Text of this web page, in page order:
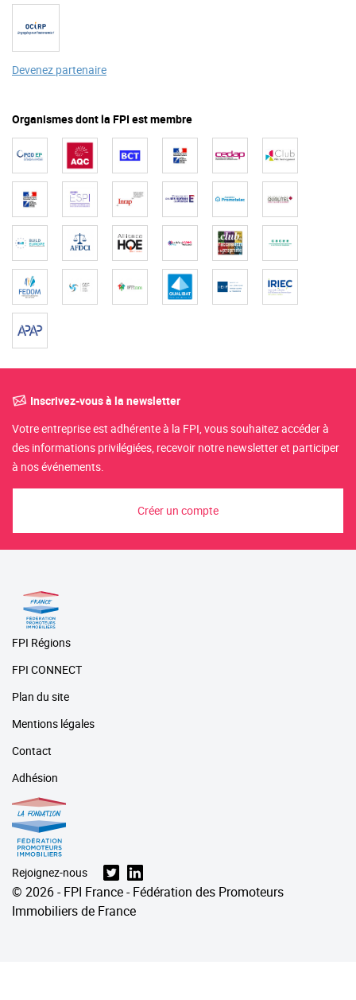
Devenez partenaire
Organismes dont la FPI est membre
Inscrivez-vous à la newsletter
Votre entreprise est adhérente à la FPI, vous souhaitez accéder à
des informations privilégiées, recevoir notre newsletter et participer
à nos événements.
Créer un compte
FPI Régions
FPI CONNECT
Plan du site
Mentions légales
Contact
Adhésion
Rejoignez-nous
© 2026 - FPI France - Fédération des Promoteurs
Immobiliers de France